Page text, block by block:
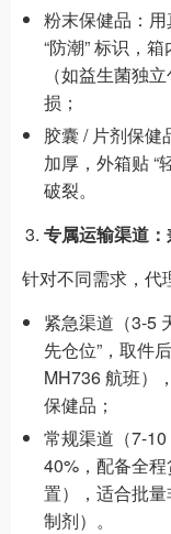
粉末保健品：
“防潮” 标识，
（如益生菌独
损；
胶囊 / 片剂保健
加厚，外箱贴 “
破裂。
专属运输渠道
针对不同需求，代
紧急渠道（3-5
先仓位”，取件
MH736 航班）
保健品；
常规渠道（7-
40%，配备全
置），适合批
制剂）。